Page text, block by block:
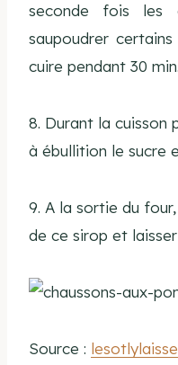
seconde fois les
saupoudrer
cuire pendant 30 min.
8. Durant la cuisson
à ébullition le sucre
9. A la sortie du
de ce sirop et
Source : lesotlylaisse